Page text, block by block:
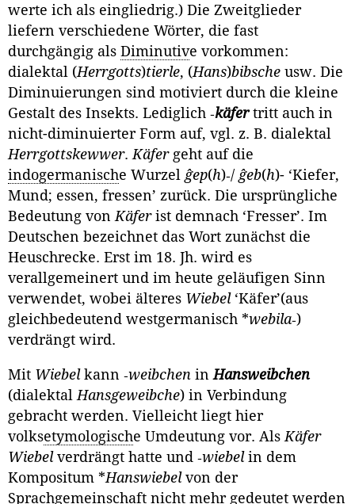
werte ich als eingliedrig.) Die Zweitglie­der
liefern verschiedene Wörter, die fast
durchgängig als Diminutive vor­kommen:
dialektal (Herrgotts)tierle, (Hans)bibsche usw. Die
Diminuierungen sind motiviert durch die kleine
Gestalt des Insekts. Lediglich ‑käfertritt auch in
nicht-diminuierter Form auf, vgl. z. B. dialektal
Herrgottskewwer.Käfergeht auf die
indogermanische Wurzel ĝep(h)‑/ ĝeb(h)- ‘Kiefer,
Mund; essen, fressen’ zu­rück. Die ursprüngliche
Bedeutung vonKäferist demnach ‘Fresser’. Im
Deutschen bezeichnet das Wort zunächst die
Heuschrecke. Erst im 18. Jh. wird es
verallgemeinert und im heute geläufigen Sinn
verwendet, wobei älte­res Wiebel ‘Käfer’(aus
gleichbedeutend westgermanisch *webila‑)
verdrängt wird.
Mit Wiebelkann ‑weibchen inHansweibchen
(dialektal Hansgeweibche) in Verbindung
gebracht werden. Vielleicht liegt hier
volksetymologische Um­deutung vor. Als Käfer
Wiebelverdrängt hatte und ‑wiebelin dem
Kompo­situm *Hanswiebelvon der
Sprachgemeinschaft nicht mehr gedeutet werden